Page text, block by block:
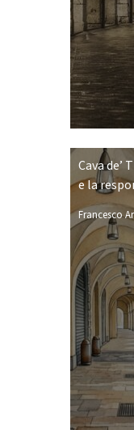
Cava de’
e la
Francesco